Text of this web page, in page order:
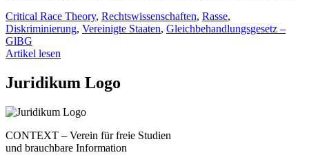
Critical Race Theory, Rechtswissenschaften, Rasse,
Diskriminierung, Vereinigte Staaten, Gleichbehandlungsgesetz –
GlBG
Artikel lesen
Juridikum Logo
CONTEXT – Verein für freie Studien
und brauchbare Information